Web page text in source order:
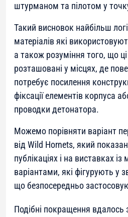
штурманом та пілотом у
Такий висновок найбільш
матеріалів які
а також розуміння того, що
розташовані у місцях, де
потребує посилення
фіксації елементів корпуса
проводки детонатора.
Можемо порівняти варіант
від Wild Hornets, який
публікаціях і на виставках
варіантами, які фігурують у
що безпосередньо
Подібні покращення вдалось